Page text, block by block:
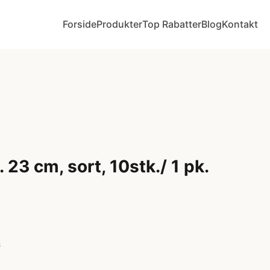
ForsideProdukterTop RabatterBlogKontakt
23 cm, sort, 10stk./ 1 pk.